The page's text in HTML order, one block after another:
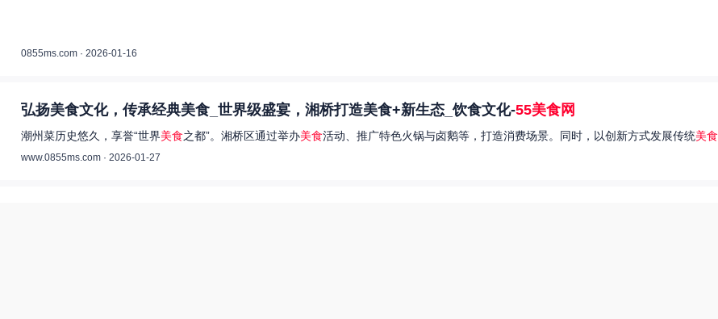
0855ms.com · 2026-01-16
弘扬美食文化，传承经典美食_世界级盛宴，湘桥打造美食+新生态_饮食文化-55美食网
潮州菜历史悠久，享誉“世界美食之都”。湘桥区通过举办美食活动、推广特色火锅与卤鹅等，打造消费场景。同时，以创新方式发展传统美食
www.0855ms.com · 2026-01-27